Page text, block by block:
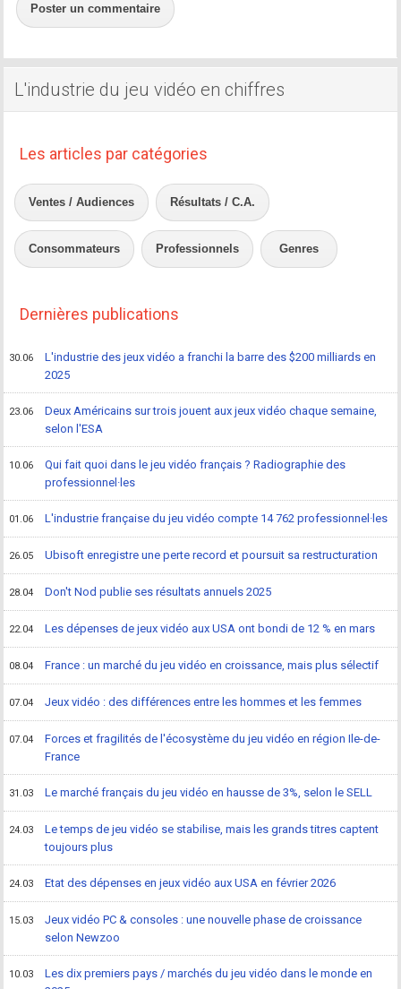
Poster un commentaire
L'industrie du jeu vidéo en chiffres
Les articles par catégories
Ventes / Audiences Résultats / C.A.
Consommateurs Professionnels Genres
Dernières publications
30.06
L'industrie des jeux vidéo a franchi la barre des $200 milliards en
2025
23.06
Deux Américains sur trois jouent aux jeux vidéo chaque semaine,
selon l'ESA
10.06
Qui fait quoi dans le jeu vidéo français ? Radiographie des
professionnel·les
01.06 L'industrie française du jeu vidéo compte 14 762 professionnel·les
26.05 Ubisoft enregistre une perte record et poursuit sa restructuration
28.04 Don't Nod publie ses résultats annuels 2025
22.04 Les dépenses de jeux vidéo aux USA ont bondi de 12 % en mars
08.04 France : un marché du jeu vidéo en croissance, mais plus sélectif
07.04 Jeux vidéo : des différences entre les hommes et les femmes
07.04
Forces et fragilités de l'écosystème du jeu vidéo en région Ile-de-
France
31.03 Le marché français du jeu vidéo en hausse de 3%, selon le SELL
24.03
Le temps de jeu vidéo se stabilise, mais les grands titres captent
toujours plus
24.03 Etat des dépenses en jeux vidéo aux USA en février 2026
15.03
Jeux vidéo PC & consoles : une nouvelle phase de croissance
selon Newzoo
10.03
Les dix premiers pays / marchés du jeu vidéo dans le monde en